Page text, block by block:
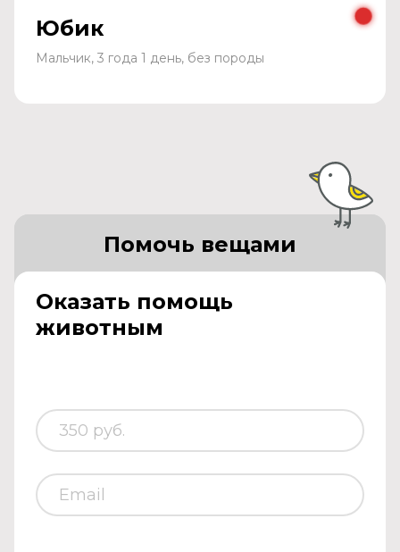
Юбик
Мальчик, 3 года 1 день, без породы
Оказать помощь
животным
Помочь вещами